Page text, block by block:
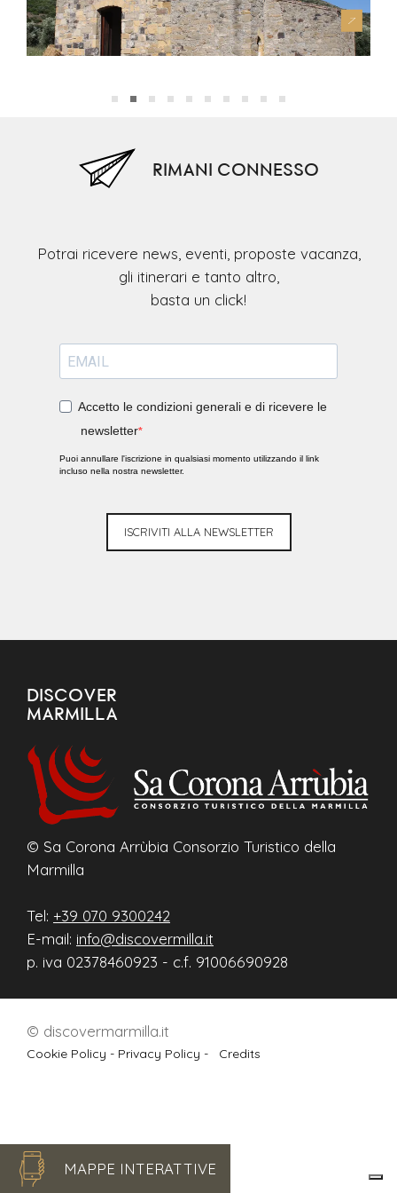
Chiesa San Domino
RIMANI CONNESSO
Potrai ricevere news, eventi, proposte vacanza,
gli itinerari e tanto altro,
Accetto le condizioni generali e di ricevere le
newsletter
Puoi annullare l'iscrizione in qualsiasi momento utilizzando il link
incluso nella nostra newsletter.
ISCRIVITI ALLA NEWSLETTER
DISCOVER
MARMILLA
© Sa Corona Arrùbia Consorzio Turistico della
Marmilla
Tel: +39 070 9300242
E-mail: info@discovermilla.it
p. iva 02378460923 - c.f. 91006690928
MAPPE INTERATTIVE
© discovermarmilla.it
Cookie Policy - Privacy Policy - Credits